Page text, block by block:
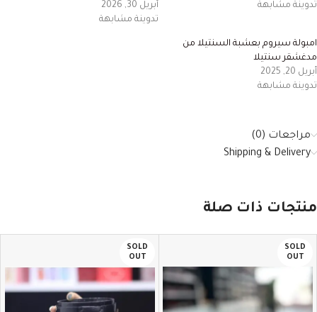
تدوينة مشابهة
أبريل 30, 2026
تدوينة مشابهة
امبولة سيروم بعشبة السنتيلا من
مدغشقر سنتيلا
أبريل 20, 2025
تدوينة مشابهة
مراجعات (0)
Shipping & Delivery
منتجات ذات صلة
SOLD
OUT
SOLD
OUT